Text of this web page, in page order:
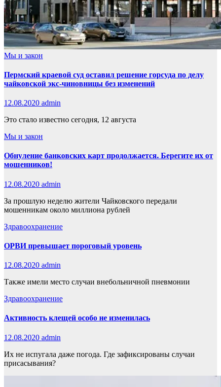
Мы и закон
Пермский краевой суд оставил решение горсуда по делу
чайковской экс-чиновницы без изменений
12.08.2020 admin
Это стало известно сегодня, 12 августа
Мы и закон
Обнуление банковских карт продолжается. Берегите их от
мошенников!
12.08.2020 admin
За прошлую неделю жители Чайковского передали
мошенникам около миллиона рублей
Здравоохранение
ОРВИ превышает пороговый уровень
12.08.2020 admin
Также имели место случаи внебольничной пневмонии
Здравоохранение
Активность клещей особо не изменилась
12.08.2020 admin
Их не испугала даже погода. Где зафиксированы случаи
присасывания?